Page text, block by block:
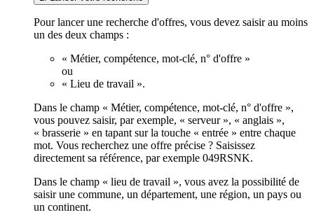
Pour lancer une recherche d'offres, vous devez saisir au moins
un des deux champs :
« Métier, compétence, mot-clé, n° d'offre »
ou
« Lieu de travail ».
Dans le champ « Métier, compétence, mot-clé, n° d'offre »,
vous pouvez saisir, par exemple, « serveur », « anglais »,
« brasserie » en tapant sur la touche « entrée » entre chaque
mot. Vous recherchez une offre précise ? Saisissez
directement sa référence, par exemple 049RSNK.
Dans le champ « lieu de travail », vous avez la possibilité de
saisir une commune, un département, une région, un pays ou
un continent.